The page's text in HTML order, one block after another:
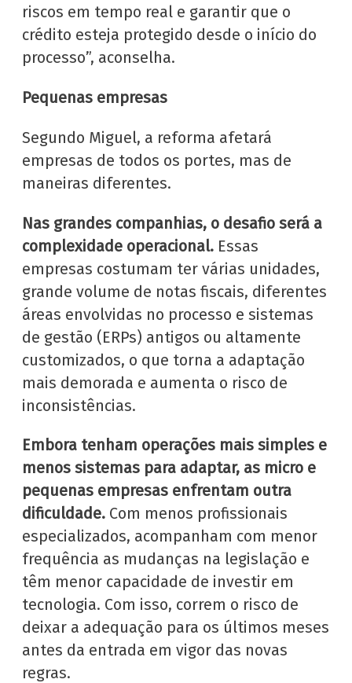
riscos em tempo real e garantir que o
crédito esteja protegido desde o início do
processo”, aconselha.
Pequenas empresas
Segundo Miguel, a reforma afetará
empresas de todos os portes, mas de
maneiras diferentes.
Nas grandes companhias, o desafio será a
complexidade operacional. Essas
empresas costumam ter várias unidades,
grande volume de notas fiscais, diferentes
áreas envolvidas no processo e sistemas
de gestão (ERPs) antigos ou altamente
customizados, o que torna a adaptação
mais demorada e aumenta o risco de
inconsistências.
Embora tenham operações mais simples e
menos sistemas para adaptar, as micro e
pequenas empresas enfrentam outra
dificuldade. Com menos profissionais
especializados, acompanham com menor
frequência as mudanças na legislação e
têm menor capacidade de investir em
tecnologia. Com isso, correm o risco de
deixar a adequação para os últimos meses
antes da entrada em vigor das novas
regras.